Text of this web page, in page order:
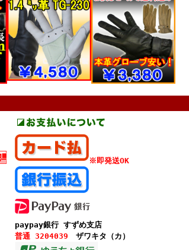
※即発送OK
paypay銀行 すずめ支店
普通 3204039 ザワキタ（カ）